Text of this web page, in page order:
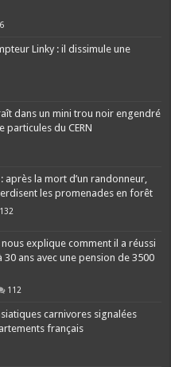
Linky : il dissimule une
dans un mini trou noir engendré
particules du CERN
après la mort d’un randonneur,
les promenades en forêt
132
nous explique comment il a réussi
ans avec une pension de 3500
112
carnivores signalées
français